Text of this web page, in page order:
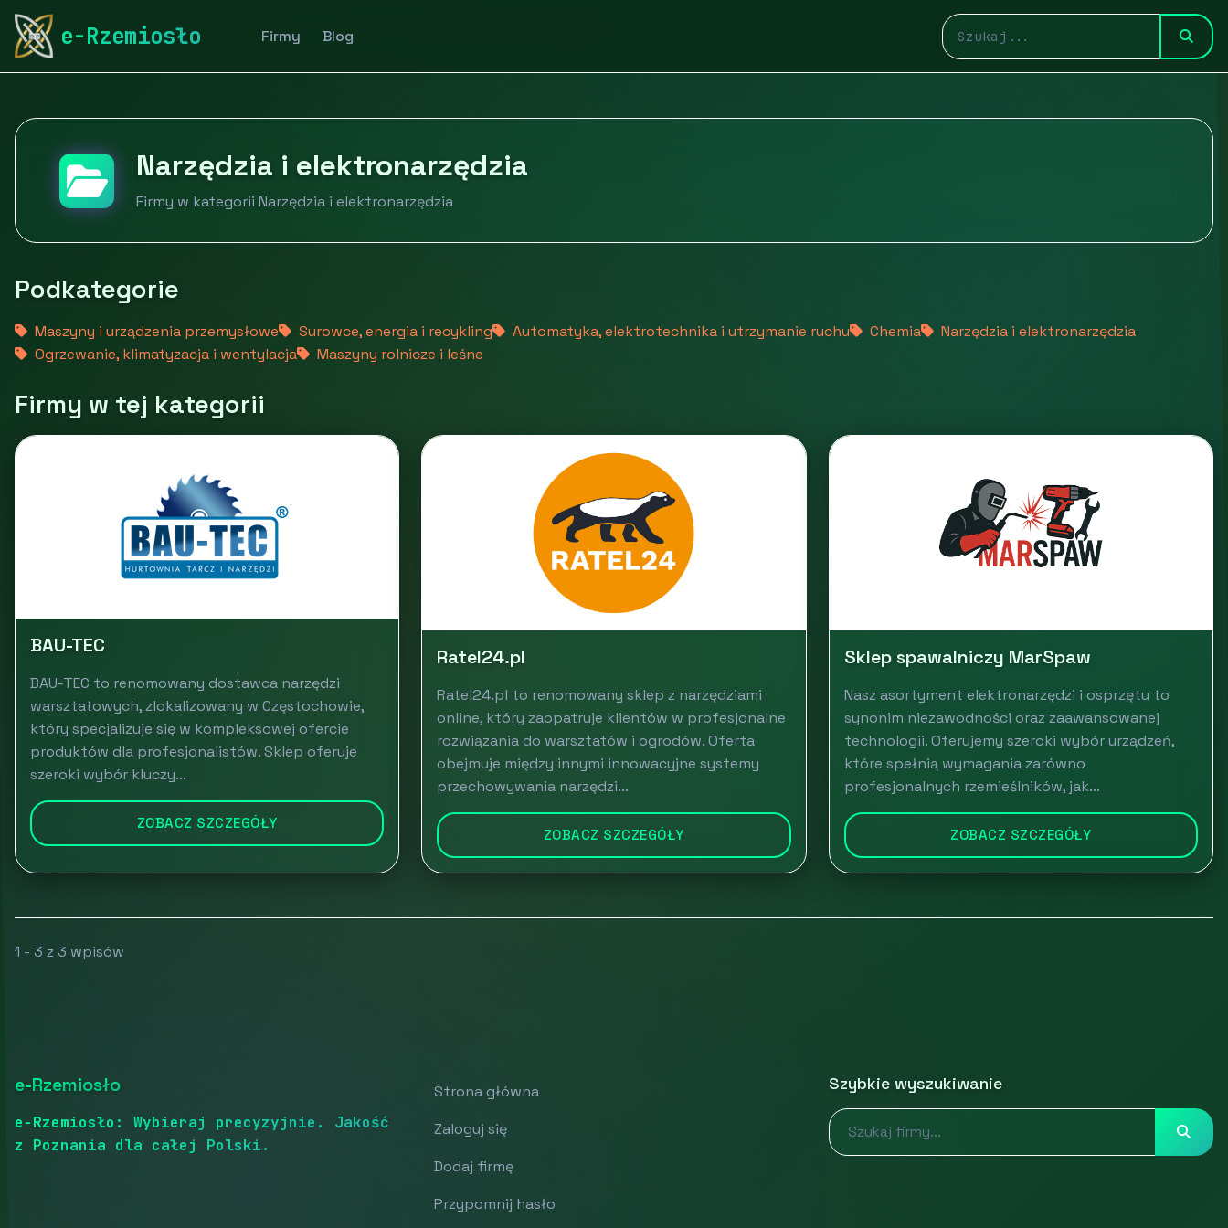
e-Rzemiosło Firmy Blog
rymarstwo-poznan.pl
Narzędzia i elektronarzędzia
Firmy w kategorii Narzędzia i elektronarzędzia
Podkategorie
Maszyny i urządzenia przemysłowe Surowce, energia i recykling Automatyka, elektrotechnika i utrzymanie ruchu Chemia
Narzędzia i elektronarzędzia
Ogrzewanie, klimatyzacja i wentylacja
Maszyny rolnicze i leśne
Firmy w tej kategorii
BAU-TEC
BAU-TEC to renomowany dostawca narzędzi
warsztatowych, zlokalizowany w Częstochowie,
który specjalizuje się w kompleksowej ofercie
produktów dla profesjonalistów. Sklep oferuje
szeroki wybór kluczy...
ZOBACZ SZCZEGÓŁY
Ratel24.pl
Ratel24.pl to renomowany sklep z narzędziami
online, który zaopatruje klientów w profesjonalne
rozwiązania do warsztatów i ogrodów. Oferta
obejmuje między innymi innowacyjne systemy
przechowywania narzędzi...
ZOBACZ SZCZEGÓŁY
Sklep spawalniczy MarSpaw
Nasz asortyment elektronarzędzi i osprzętu to
synonim niezawodności oraz zaawansowanej
technologii. Oferujemy szeroki wybór urządzeń,
które spełnią wymagania zarówno
profesjonalnych rzemieślników, jak...
ZOBACZ SZCZEGÓŁY
1 - 3 z 3 wpisów
e-Rzemiosło
e-Rzemiosło: Wybieraj precyzyjnie. Jakość
z Poznania dla całej Polski.
Strona główna
Zaloguj się
Dodaj firmę
Przypomnij hasło
Szybkie wyszukiwanie